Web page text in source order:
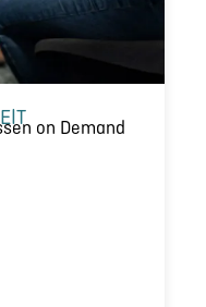
on Demand